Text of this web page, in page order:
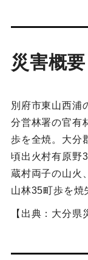
災害概要
別府市東山西浦
分営林署の官有
歩を全焼。大分
頃出火村有原野
蔵村両子の山火
山林35町歩を焼
【出典：大分県